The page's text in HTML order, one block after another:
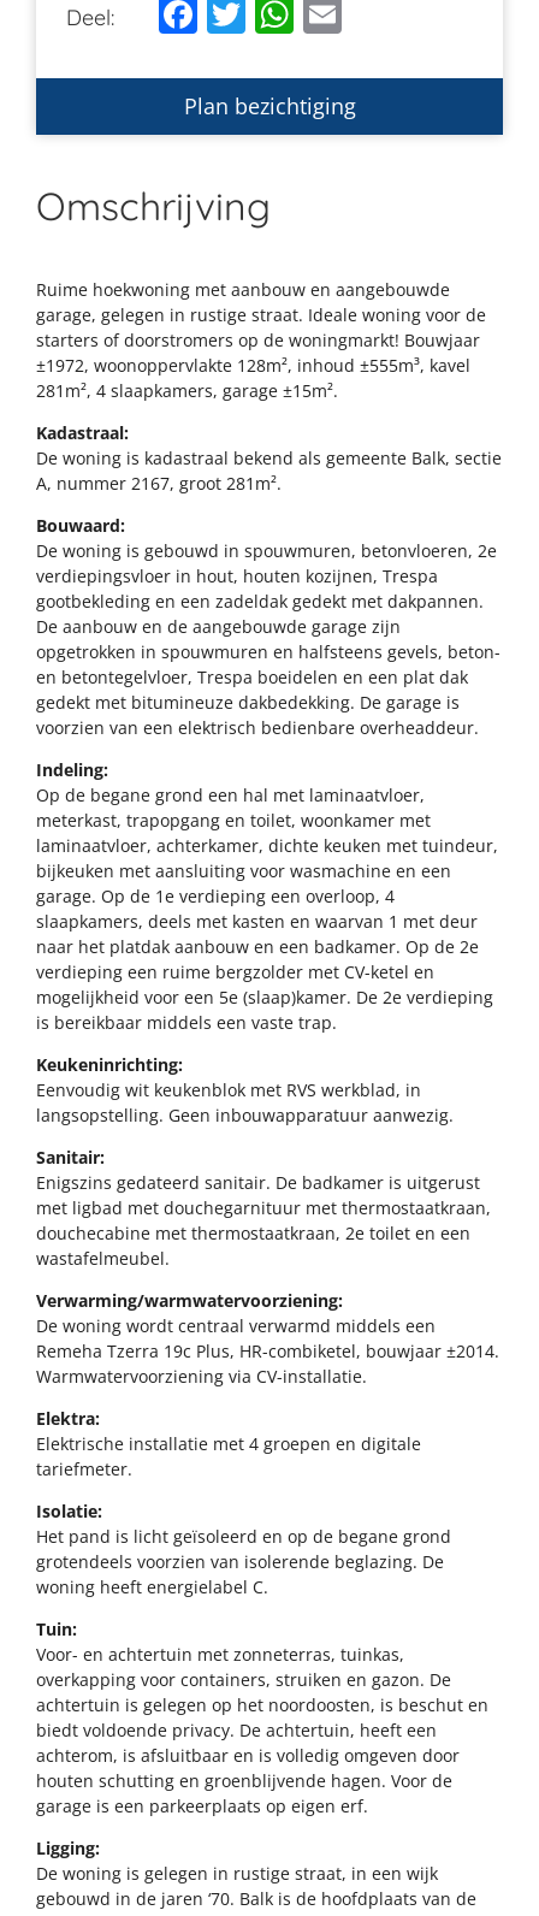
Deel: Facebook
TwitterWhatsApp
Email
Plan bezichtiging
Omschrijving
Ruime hoekwoning met aanbouw en aangebouwde
garage, gelegen in rustige straat. Ideale woning voor de
starters of doorstromers op de woningmarkt! Bouwjaar
±1972, woonoppervlakte 128m², inhoud ±555m³, kavel
281m², 4 slaapkamers, garage ±15m².
Kadastraal:
De woning is kadastraal bekend als gemeente Balk, sectie
A, nummer 2167, groot 281m².
Bouwaard:
De woning is gebouwd in spouwmuren, betonvloeren, 2e
verdiepingsvloer in hout, houten kozijnen, Trespa
gootbekleding en een zadeldak gedekt met dakpannen.
De aanbouw en de aangebouwde garage zijn
opgetrokken in spouwmuren en halfsteens gevels, beton-
en betontegelvloer, Trespa boeidelen en een plat dak
gedekt met bitumineuze dakbedekking. De garage is
voorzien van een elektrisch bedienbare overheaddeur.
Indeling:
Op de begane grond een hal met laminaatvloer,
meterkast, trapopgang en toilet, woonkamer met
laminaatvloer, achterkamer, dichte keuken met tuindeur,
bijkeuken met aansluiting voor wasmachine en een
garage. Op de 1e verdieping een overloop, 4
slaapkamers, deels met kasten en waarvan 1 met deur
naar het platdak aanbouw en een badkamer. Op de 2e
verdieping een ruime bergzolder met CV-ketel en
mogelijkheid voor een 5e (slaap)kamer. De 2e verdieping
is bereikbaar middels een vaste trap.
Keukeninrichting:
Eenvoudig wit keukenblok met RVS werkblad, in
langsopstelling. Geen inbouwapparatuur aanwezig.
Sanitair:
Enigszins gedateerd sanitair. De badkamer is uitgerust
met ligbad met douchegarnituur met thermostaatkraan,
douchecabine met thermostaatkraan, 2e toilet en een
wastafelmeubel.
Verwarming/warmwatervoorziening:
De woning wordt centraal verwarmd middels een
Remeha Tzerra 19c Plus, HR-combiketel, bouwjaar ±2014.
Warmwatervoorziening via CV-installatie.
Elektra:
Elektrische installatie met 4 groepen en digitale
tariefmeter.
Isolatie:
Het pand is licht geïsoleerd en op de begane grond
grotendeels voorzien van isolerende beglazing. De
woning heeft energielabel C.
Tuin:
Voor- en achtertuin met zonneterras, tuinkas,
overkapping voor containers, struiken en gazon. De
achtertuin is gelegen op het noordoosten, is beschut en
biedt voldoende privacy. De achtertuin, heeft een
achterom, is afsluitbaar en is volledig omgeven door
houten schutting en groenblijvende hagen. Voor de
garage is een parkeerplaats op eigen erf.
Ligging:
De woning is gelegen in rustige straat, in een wijk
gebouwd in de jaren ‘70. Balk is de hoofdplaats van de